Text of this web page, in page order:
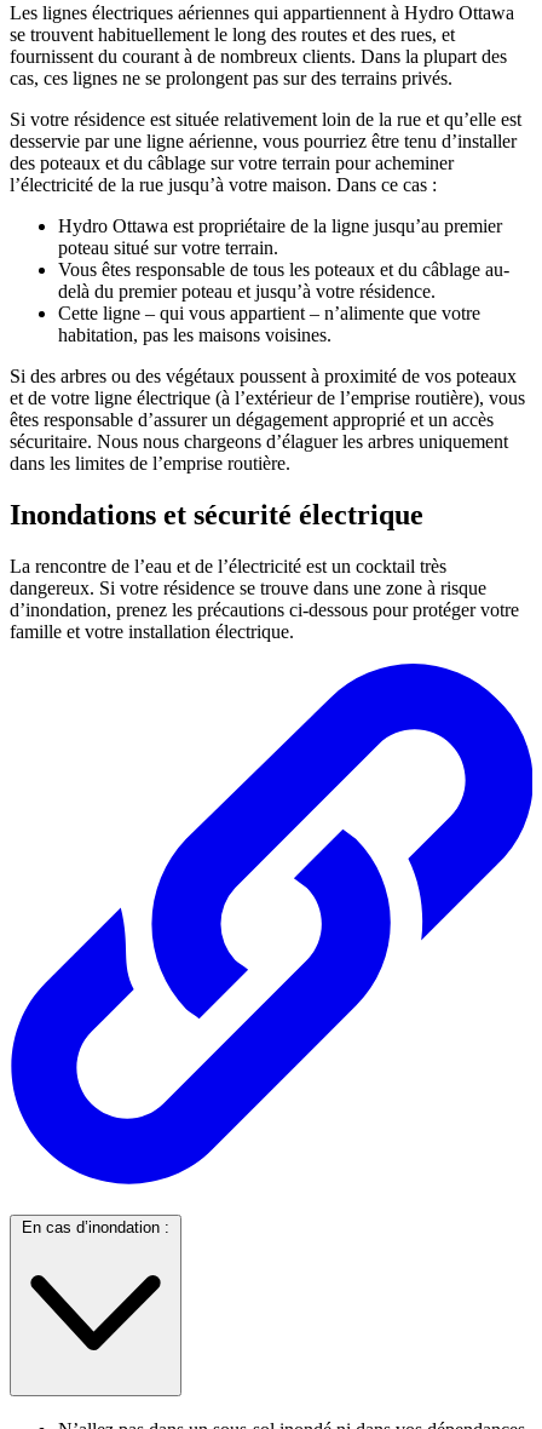
Les lignes électriques aériennes qui appartiennent à Hydro Ottawa
se trouvent habituellement le long des routes et des rues, et
fournissent du courant à de nombreux clients. Dans la plupart des
cas, ces lignes ne se prolongent pas sur des terrains privés.
Si votre résidence est située relativement loin de la rue et qu’elle est
desservie par une ligne aérienne, vous pourriez être tenu d’installer
des poteaux et du câblage sur votre terrain pour acheminer
l’électricité de la rue jusqu’à votre maison. Dans ce cas :
Hydro Ottawa est propriétaire de la ligne jusqu’au premier
poteau situé sur votre terrain.
Vous êtes responsable de tous les poteaux et du câblage au-
delà du premier poteau et jusqu’à votre résidence.
Cette ligne – qui vous appartient – n’alimente que votre
habitation, pas les maisons voisines.
Si des arbres ou des végétaux poussent à proximité de vos poteaux
et de votre ligne électrique (à l’extérieur de l’emprise routière), vous
êtes responsable d’assurer un dégagement approprié et un accès
sécuritaire. Nous nous chargeons d’élaguer les arbres uniquement
dans les limites de l’emprise routière.
Inondations et sécurité électrique
La rencontre de l’eau et de l’électricité est un cocktail très
dangereux. Si votre résidence se trouve dans une zone à risque
d’inondation, prenez les précautions ci-dessous pour protéger votre
famille et votre installation électrique.
En cas d’inondation :